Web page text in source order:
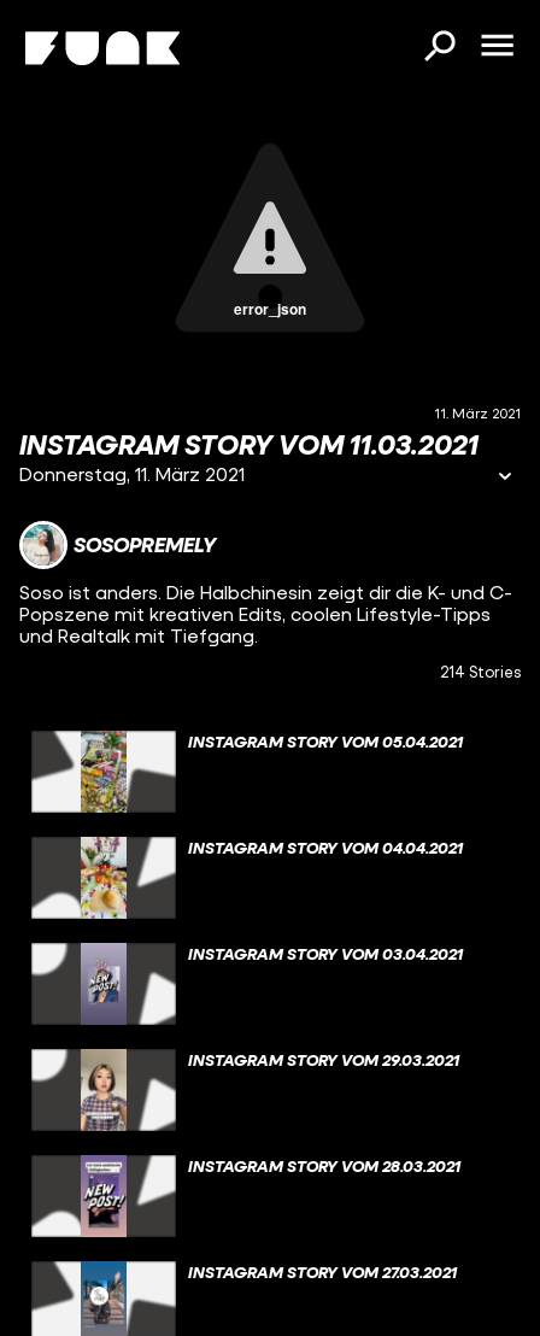
error_json
11. März 2021
INSTAGRAM STORY VOM 11.03.2021
Donnerstag, 11. März 2021
SOSOPREMELY
Soso ist anders. Die Halbchinesin zeigt dir die K- und C-
Popszene mit kreativen Edits, coolen Lifestyle-Tipps
und Realtalk mit Tiefgang.
214 Stories
INSTAGRAM STORY VOM 05.04.2021
INSTAGRAM STORY VOM 04.04.2021
INSTAGRAM STORY VOM 03.04.2021
INSTAGRAM STORY VOM 29.03.2021
INSTAGRAM STORY VOM 28.03.2021
INSTAGRAM STORY VOM 27.03.2021